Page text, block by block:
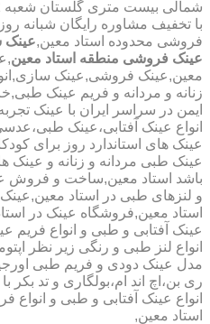
با تخفیف مشاوره رایگان شبانه
فروشی محدوده استاد معین,عینک
عینک فروشی منطقه استاد معین
معین,عینک فروشی,عینک
زنانه و مردانه و فریم عینک
ایمن در سراسر ایران با عینک
انواع عینک آفتابی،عینک
عینک های استاندارد روز برای
عینک طبی مردانه و زنانه و عینک
باشد استاد معین,ساخت و فروش
و لنزهای طبی در استاد معین,عینک
استاد معین,فروشگاه عینک در
عینک آفتابی و طبی و انواع
انواع لنز طبی و رنگی زیر نظر
مدل عینک دودی و فریم طبی
ری بن،اچ اند ام،بولگاری و تد
انواع عینک آفتابی و طبی و انواع
استاد معین,